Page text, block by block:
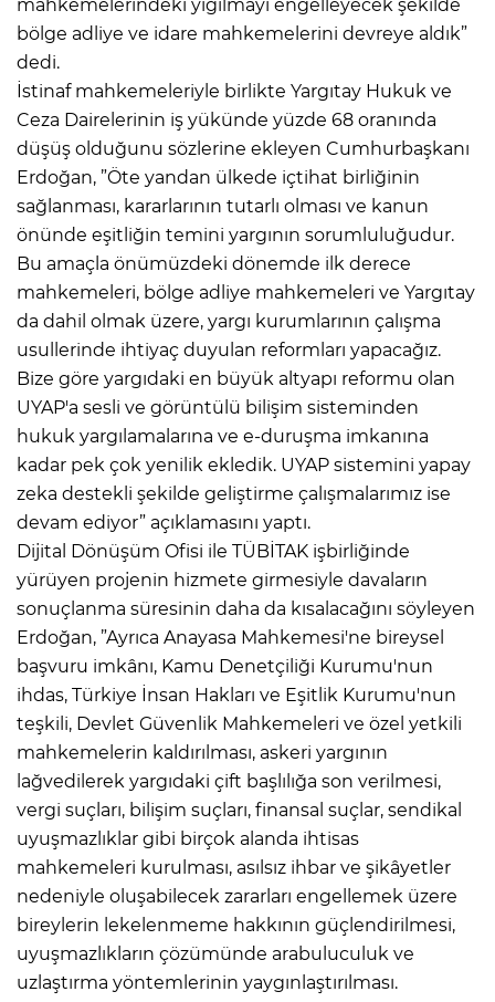
mahkemelerindeki yığılmayı engelleyecek şekilde
bölge adliye ve idare mahkemelerini devreye aldık”
dedi.
İstinaf mahkemeleriyle birlikte Yargıtay Hukuk ve
Ceza Dairelerinin iş yükünde yüzde 68 oranında
düşüş olduğunu sözlerine ekleyen Cumhurbaşkanı
Erdoğan, ”Öte yandan ülkede içtihat birliğinin
sağlanması, kararlarının tutarlı olması ve kanun
önünde eşitliğin temini yargının sorumluluğudur.
Bu amaçla önümüzdeki dönemde ilk derece
mahkemeleri, bölge adliye mahkemeleri ve Yargıtay
da dahil olmak üzere, yargı kurumlarının çalışma
usullerinde ihtiyaç duyulan reformları yapacağız.
Bize göre yargıdaki en büyük altyapı reformu olan
UYAP'a sesli ve görüntülü bilişim sisteminden
hukuk yargılamalarına ve e-duruşma imkanına
kadar pek çok yenilik ekledik. UYAP sistemini yapay
zeka destekli şekilde geliştirme çalışmalarımız ise
devam ediyor” açıklamasını yaptı.
Dijital Dönüşüm Ofisi ile TÜBİTAK işbirliğinde
yürüyen projenin hizmete girmesiyle davaların
sonuçlanma süresinin daha da kısalacağını söyleyen
Erdoğan, ”Ayrıca Anayasa Mahkemesi'ne bireysel
başvuru imkânı, Kamu Denetçiliği Kurumu'nun
ihdas, Türkiye İnsan Hakları ve Eşitlik Kurumu'nun
teşkili, Devlet Güvenlik Mahkemeleri ve özel yetkili
mahkemelerin kaldırılması, askeri yargının
lağvedilerek yargıdaki çift başlılığa son verilmesi,
vergi suçları, bilişim suçları, finansal suçlar, sendikal
uyuşmazlıklar gibi birçok alanda ihtisas
mahkemeleri kurulması, asılsız ihbar ve şikâyetler
nedeniyle oluşabilecek zararları engellemek üzere
bireylerin lekelenmeme hakkının güçlendirilmesi,
uyuşmazlıkların çözümünde arabuluculuk ve
uzlaştırma yöntemlerinin yaygınlaştırılması.